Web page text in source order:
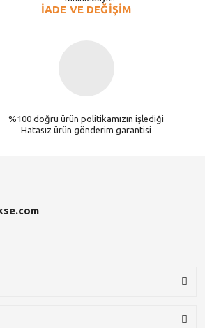
İADE VE DEĞİŞİM
%100 doğru ürün politikamızın işlediği
Hatasız ürün gönderim garantisi